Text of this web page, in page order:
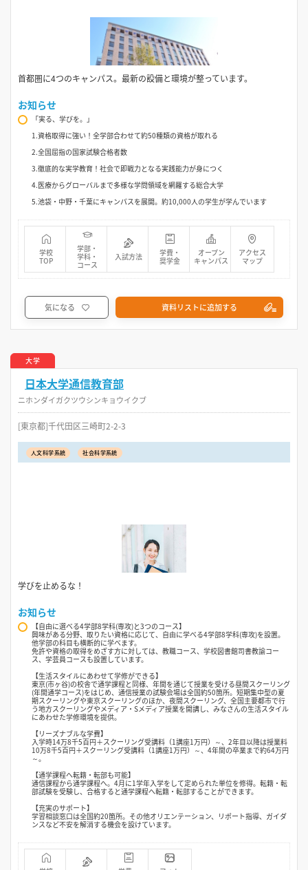
首都圏に4つのキャンパス。最新の設備と環境が整っています。
お知らせ
「実る、学びを。」
1.資格取得に強い！全学部合わせて約50種類の資格が取れる
2.全国屈指の国家試験合格者数
3.徹底的な実学教育！社会で即戦力となる実践能力が身につく
4.医療からグローバルまで多様な学問領域を網羅する総合大学
5.池袋・中野・千葉にキャンパスを展開。約10,000人の学生が学んでいます
学校
TOP
学部・
学科・
コース
入試方法
学費・
奨学金
オープン
キャンパス
アクセス
マップ
気になる 資料リストに追加する
大学
日本大学通信教育部
ニホンダイガクツウシンキョウイクブ
[東京都]千代田区三崎町2-2-3
人文科学系統 社会科学系統
学びを止めるな！
お知らせ
【自由に選べる4学部8学科(専攻)と3つのコース】
興味がある分野、取りたい資格に応じて、自由に学べる4学部8学科(専攻)を設置。
他学部の科目も横断的に学べます。
免許や資格の取得をめざす方に対しては、教職コース、学校図書館司書教諭コー
ス、学芸員コースも設置しています。
【生活スタイルにあわせて学修ができる】
東京(市ヶ谷)の校舎で通学課程と同様、年間を通じて授業を受ける昼間スクーリング
(年間通学コース)をはじめ、通信授業の試験会場は全国約50箇所。短期集中型の夏
期スクーリングや東京スクーリングのほか、夜間スクーリング、全国主要都市で行
う地方スクーリングやメディア・Sメディア授業を開講し、みなさんの生活スタイル
にあわせた学修環境を提供。
【リーズナブルな学費】
入学時14万8千5百円＋スクーリング受講料（1講座1万円）～、2年目以降は授業料
10万8千5百円＋スクーリング受講料（1講座1万円）～、4年間の卒業まで約64万円
～。
【通学課程へ転籍・転部も可能】
通信課程から通学課程へ。4月に1学年入学をして定められた単位を修得。転籍・転
部試験を受験し、合格すると通学課程へ転籍・転部することができます。
【充実のサポート】
学習相談窓口は全国約20箇所。その他オリエンテーション、リポート指導、ガイダ
ンスなど不安を解消する機会を設けています。